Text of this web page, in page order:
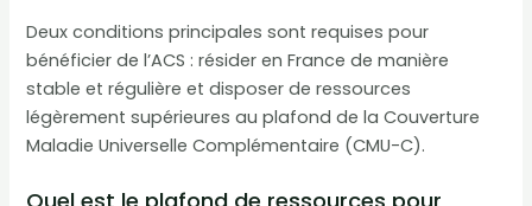
Deux conditions principales sont requises pour
bénéficier de l’ACS : résider en France de manière
stable et régulière et disposer de ressources
légèrement supérieures au plafond de la Couverture
Maladie Universelle Complémentaire (CMU-C).